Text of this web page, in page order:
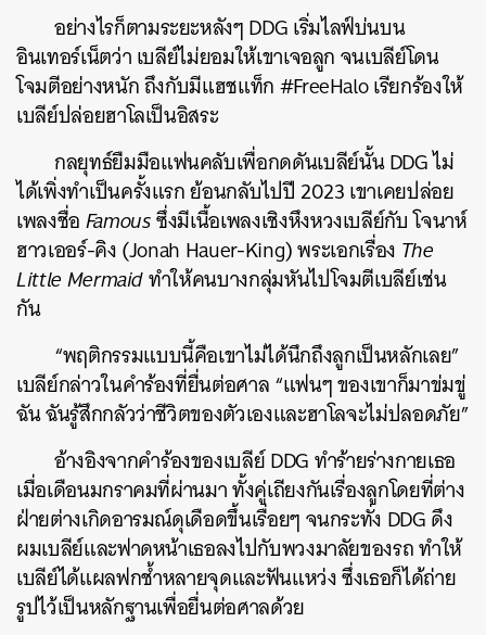
อย่างไรก็ตามระยะหลังๆ DDG เริ่มไลฟ์บ่นบน
อินเทอร์เน็ตว่า เบลีย์ไม่ยอมให้เขาเจอลูก จนเบลีย์โดน
โจมตีอย่างหนัก ถึงกับมีแฮชแท็ก #FreeHalo เรียกร้องให้
เบลีย์ปล่อยฮาโลเป็นอิสระ
กลยุทธ์ยืมมือแฟนคลับเพื่อกดดันเบลีย์นั้น DDG ไม่
ได้เพิ่งทำเป็นครั้งแรก ย้อนกลับไปปี 2023 เขาเคยปล่อย
เพลงชื่อFamousซึ่งมีเนื้อเพลงเชิงหึงหวงเบลีย์กับ โจนาห์
ฮาวเออร์-คิง (Jonah Hauer-King) พระเอกเรื่อง The
Little Mermaidทำให้คนบางกลุ่มหันไปโจมตีเบลีย์เช่น
กัน
“พฤติกรรมแบบนี้คือเขาไม่ได้นึกถึงลูกเป็นหลักเลย”
เบลีย์กล่าวในคำร้องที่ยื่นต่อศาล “แฟนๆ ของเขาก็มาข่มขู่
ฉัน ฉันรู้สึกกลัวว่าชีวิตของตัวเองและฮาโลจะไม่ปลอดภัย”
อ้างอิงจากคำร้องของเบลีย์ DDG ทำร้ายร่างกายเธอ
เมื่อเดือนมกราคมที่ผ่านมา ทั้งคู่เถียงกันเรื่องลูกโดยที่ต่าง
ฝ่ายต่างเกิดอารมณ์ดุเดือดขึ้นเรื่อยๆ จนกระทั่ง DDG ดึง
ผมเบลีย์และฟาดหน้าเธอลงไปกับพวงมาลัยของรถ ทำให้
เบลีย์ได้แผลฟกช้ำหลายจุดและฟันแหว่ง ซึ่งเธอก็ได้ถ่าย
รูปไว้เป็นหลักฐานเพื่อยื่นต่อศาลด้วย